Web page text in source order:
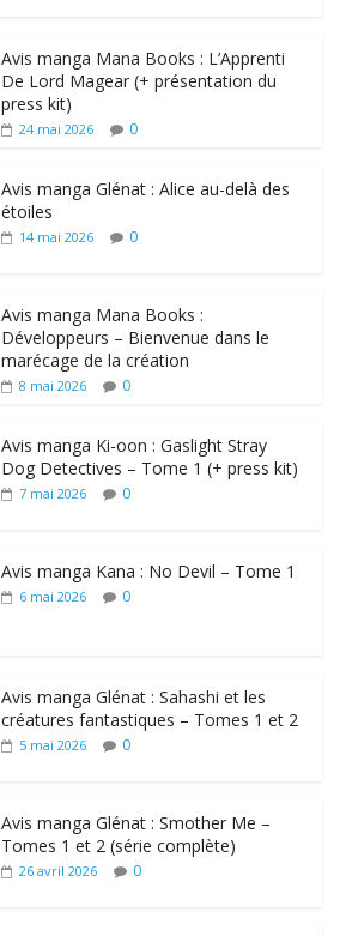
Avis manga Mana Books : L’Apprenti
De Lord Magear (+ présentation du
press kit)
24 mai 2026 0
Avis manga Glénat : Alice au-delà des
étoiles
14 mai 2026 0
Avis manga Mana Books :
Développeurs – Bienvenue dans le
marécage de la création
8 mai 2026 0
Avis manga Ki-oon : Gaslight Stray
Dog Detectives – Tome 1 (+ press kit)
7 mai 2026 0
Avis manga Kana : No Devil – Tome 1
6 mai 2026 0
Avis manga Glénat : Sahashi et les
créatures fantastiques – Tomes 1 et 2
5 mai 2026 0
Avis manga Glénat : Smother Me –
Tomes 1 et 2 (série complète)
26 avril 2026 0